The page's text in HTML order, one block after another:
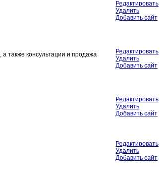
Редактировать
Удалить
Добавить сайт
также консультации и продажа
Редактировать
Удалить
Добавить сайт
Редактировать
Удалить
Добавить сайт
Редактировать
Удалить
Добавить сайт